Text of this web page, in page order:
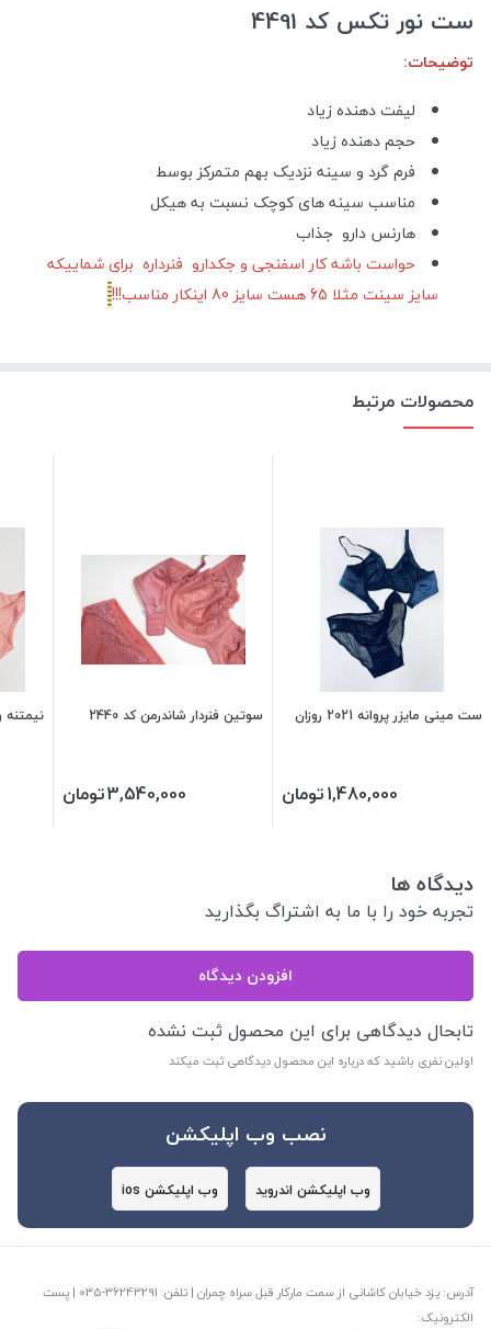
ست نور تکس کد 4491
توضیحات:
لیفت دهنده زیاد
حجم دهنده زیاد
فرم گرد و سینه نزدیک بهم متمرکز بوسط
مناسب سینه های کوچک نسبت به هیکل
هارنس دارو جذاب
حواست باشه کار اسفنجی و جکدارو فنرداره برای شماییکه
سایز سینت مثلا 65 هست سایز 80 اینکار مناسب!!!
محصولات مرتبط
ست مینی مایزر پروانه 2021 روزان
1,480,000تومان
سوتین فنردار شاندرمن کد 2440
3,540,000تومان
نیمتنه
دیدگاه ها
تجربه خود را با ما به اشتراگ بگذارید
افزودن دیدگاه
تابحال دیدگاهی برای این محصول ثبت نشده
اولین نفری باشید که درباره این محصول دیدگاهی ثبت میکند
نصب وب اپلیکشن
وب اپلیکشن اندروید وب اپلیکشن ios
آدرس: یزد خیابان کاشانی از سمت مارکار قبل سراه چمران | تلفن: ‎035-36243291 | پست
الکترونیک: